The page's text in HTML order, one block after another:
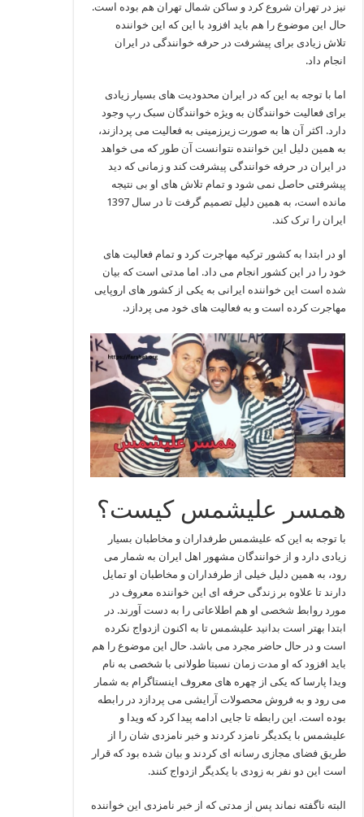
نیز در تهران شروع کرد و ساکن شمال تهران هم بوده است.
حال این موضوع را هم باید افزود با این که این خواننده
تلاش زیادی برای پیشرفت در حرفه خوانندگی در ایران
انجام داد.
اما با توجه به این که در ایران محدودیت های بسیار زیادی
برای فعالیت خوانندگان به ویژه خوانندگان سبک رپ وجود
دارد. اکثر آن ها به صورت زیرزمینی به فعالیت می‌ پردازند،
به همین دلیل این خواننده نتوانست آن طور که می‌ خواهد
در ایران در حرفه خوانندگی پیشرفت کند و زمانی که دید
پیشرفتی حاصل نمی شود و تمام تلاش های او بی نتیجه
مانده است، به همین دلیل تصمیم گرفت تا در سال 1397
ایران را ترک کند.
او در ابتدا به کشور ترکیه مهاجرت کرد و تمام فعالیت های
خود را در این کشور انجام می داد. اما مدتی است که بیان
شده است این خواننده ایرانی به یکی از کشور های اروپایی
مهاجرت کرده است و به فعالیت های خود می پردازد.
همسر علیشمس کیست؟
با توجه به این که علیشمس طرفداران و مخاطبان بسیار
زیادی دارد و از خوانندگان مشهور اهل ایران به شمار می‌
رود، به همین دلیل خیلی از طرفداران و مخاطبان او تمایل
دارند تا علاوه بر زندگی حرفه ای این خواننده معروف در
مورد روابط شخصی او هم اطلاعاتی را به دست آورند. در
ابتدا بهتر است بدانید علیشمس تا به اکنون ازدواج نکرده
است و در حال حاضر مجرد می باشد. حال این موضوع را هم
باید افزود که او مدت زمان نسبتا طولانی با شخصی به نام
ویدا پارسا که یکی از چهره های معروف اینستاگرام به شمار
می‌ رود و به فروش محصولات آرایشی می پردازد در رابطه
بوده است. این رابطه تا جایی ادامه پیدا کرد که ویدا و
علیشمس با یکدیگر نامزد کردند و خبر نامزدی شان را از
طریق فضای مجازی رسانه ای کردند و بیان شده بود که قرار
است این دو نفر به زودی با یکدیگر ازدواج کنند.
البته ناگفته نماند پس از مدتی که از خبر نامزدی این خواننده